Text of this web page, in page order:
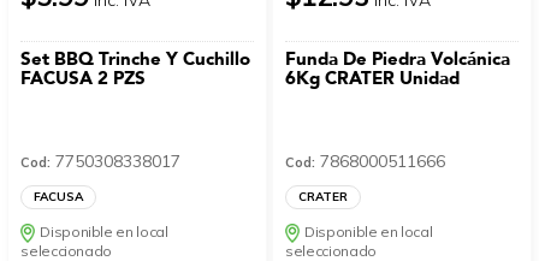
Set BBQ Trinche Y Cuchillo
FACUSA 2 PZS
Cod: 7750308338017
FACUSA
Disponible en local
seleccionado
Funda De Piedra Volcánica
6Kg CRATER Unidad
Cod: 7868000511666
CRATER
Disponible en local
seleccionado